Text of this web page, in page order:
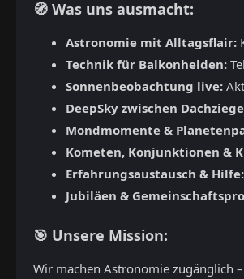
🧭 Was uns ausmacht:
Astronomie mit Alltagsflair:
Technik für Balkonhelden:
Sonnenbeobachtung live:
DeepSky zwischen
Mondmomente &
Kometen, Konjunktionen &
Erfahrungsaustausch & Hilfe:
Jubiläen &
🎯 Unsere Mission:
Wir machen Astronomie zugänglich